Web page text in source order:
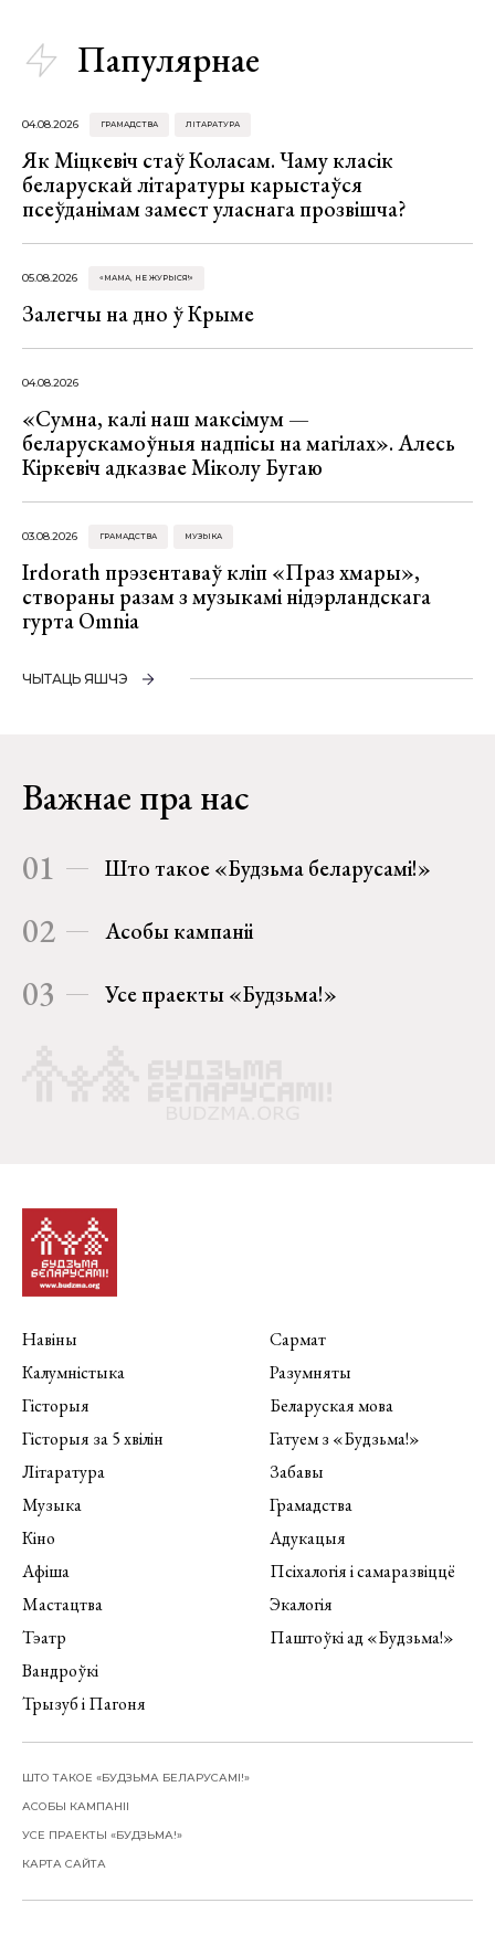
Папулярнае
04.08.2026 ГРАМАДСТВА ЛІТАРАТУРА
Як Міцкевіч стаў Коласам. Чаму класік
беларускай літаратуры карыстаўся
псеўданімам замест уласнага прозвішча?
05.08.2026 «МАМА, НЕ ЖУРЫСЯ!»
Залегчы на дно ў Крыме
04.08.2026
«Сумна, калі наш максімум —
беларускамоўныя надпісы на магілах». Алесь
Кіркевіч адказвае Міколу Бугаю
03.08.2026 ГРАМАДСТВА МУЗЫКА
Irdorath прэзентаваў кліп «Праз хмары»,
створаны разам з музыкамі нідэрландскага
гурта Omnia
ЧЫТАЦЬ ЯШЧЭ
Важнае пра нас
01 Што такое «Будзьма беларусамі!»
02 Асобы кампаніі
03 Усе праекты «Будзьма!»
Навіны
Калумністыка
Гісторыя
Гісторыя за 5 хвілін
Літаратура
Музыка
Кіно
Афіша
Мастацтва
Тэатр
Вандроўкі
Трызуб і Пагоня
Сармат
Разумняты
Беларуская мова
Гатуем з «Будзьма!»
Забавы
Грамадства
Адукацыя
Псіхалогія і самаразвіццё
Экалогія
Паштоўкі ад «Будзьма!»
ШТО ТАКОЕ «БУДЗЬМА БЕЛАРУСАМІ!»
АСОБЫ КАМПАНІІ
УСЕ ПРАЕКТЫ «БУДЗЬМА!»
КАРТА САЙТА